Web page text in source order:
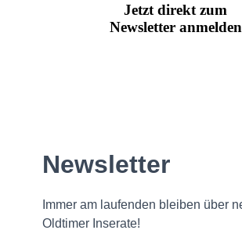
Jetzt direkt zum
Newsletter anmelden